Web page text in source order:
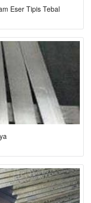
Eser Tipis Tebal